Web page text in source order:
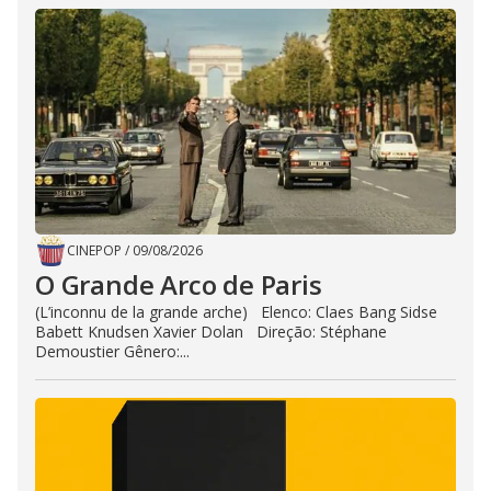
CINEPOP / 09/08/2026
O Grande Arco de Paris
(L’inconnu de la grande arche) Elenco: Claes Bang Sidse
Babett Knudsen Xavier Dolan Direção: Stéphane
Demoustier Gênero:...